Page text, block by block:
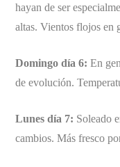
hayan de ser
altas. Vientos flojos en
Domingo día 6: En
de evolución.
Lunes día 7: Soleado
cambios. Más fresco